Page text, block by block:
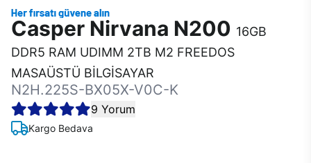
Casper Nirvana N200 16GB
DDR5 RAM UDIMM 2TB M2 FREEDOS
MASAÜSTÜ BİLGİSAYAR
N2H.225S-BX05X-V0C-K
9 Yorum
Kargo Bedava